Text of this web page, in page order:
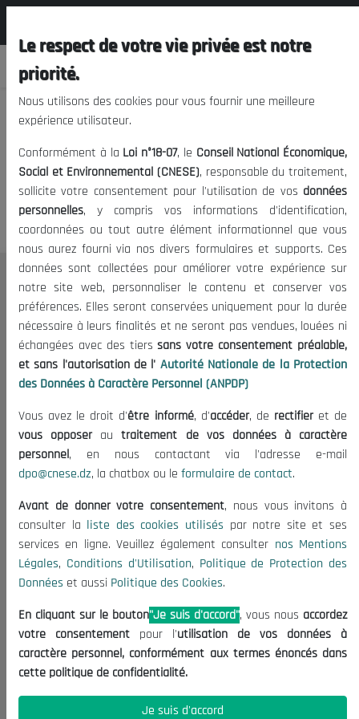
Nous vous prions de nous
excuser, mais l'accès à ce
contenu est restreint.
Le CNESE
A Propos
Le président
Organisation
Publications
Informations utiles
Appels d'offres et Consultations
Mentions Légales
Conditions d'Utilisation
Politique de Protection des Données
Politique des Cookies
Nous Contacter
(+213) 021 98 01 00|01|02
contact@cnese.dz
Suggestions ou Initiatives ?
Newsletter
dernières nouvelles.
Le respect de votre vie privée est notre
priorité.
Nous utilisons des cookies pour vous fournir une meilleure
expérience utilisateur.
Conformément à la Loi n°18-07, le Conseil National Économique,
Social et Environnemental (CNESE), responsable du traitement,
sollicite votre consentement pour l'utilisation de vos données
personnelles, y compris vos informations d'identification,
coordonnées ou tout autre élément informationnel que vous
nous aurez fourni via nos divers formulaires et supports. Ces
données sont collectées pour améliorer votre expérience sur
notre site web, personnaliser le contenu et conserver vos
préférences. Elles seront conservées uniquement pour la durée
nécessaire à leurs finalités et ne seront pas vendues, louées ni
échangées avec des tierssans votre consentement préalable,
et sans l'autorisation de l' Autorité Nationale de la Protection
des Données à Caractère Personnel (ANPDP)
Vous avez le droit d'être informé, d'accéder, de rectifieret de
vous opposerautraitement de vos données à caractère
personnel, en nous contactant via l'adresse e-mail
dpo@cnese.dz, la chatbox ou le formulaire de contact.
Avant de donner votre consentement, nous vous invitons à
consulter la liste des cookies utilisés par notre site et ses
services en ligne. Veuillez également consulter nos Mentions
Légales, Conditions d'Utilisation, Politique de Protection des
Données et aussi Politique des Cookies.
En cliquant sur le bouton"Je suis d'accord", vous nous accordez
votre consentement pour l'utilisation de vos données à
caractère personnel, conformément aux termes énoncés dans
cette politique de confidentialité.
Je suis d'accord